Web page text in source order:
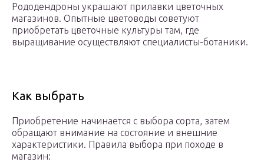
Рододендроны украшают прилавки цветочных
магазинов. Опытные цветоводы советуют
приобретать цветочные культуры там, где
выращивание осуществляют специалисты-ботаники.
Как выбрать
Приобретение начинается с выбора сорта, затем
обращают внимание на состояние и внешние
характеристики. Правила выбора при походе в
магазин: